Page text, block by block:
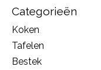
Categorieën
Koken
Tafelen
Bestek